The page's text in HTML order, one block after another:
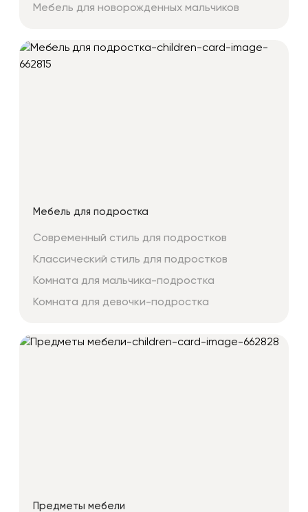
Мебель для новорожденных мальчиков
Мебель для подростка
Современный стиль для подростков
Классический стиль для подростков
Комната для мальчика-подростка
Комната для девочки-подростка
Предметы мебели